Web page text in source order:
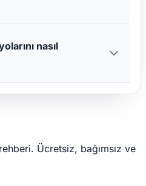
nasıl
Ücretsiz, bağımsız ve